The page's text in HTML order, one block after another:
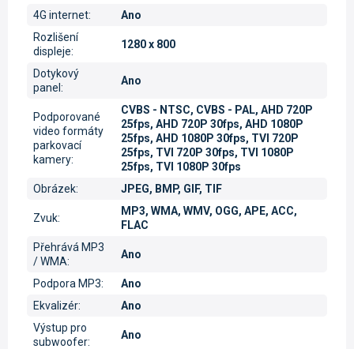
4G internet:
Ano
Rozlišení
displeje:
1280 x 800
Dotykový
panel :
Ano
Podporované
video formáty
parkovací
kamery:
CVBS - NTSC, CVBS - PAL, AHD 720P
25fps, AHD 720P 30fps, AHD 1080P
25fps, AHD 1080P 30fps, TVI 720P
25fps, TVI 720P 30fps, TVI 1080P
25fps, TVI 1080P 30fps
Obrázek: JPEG, BMP, GIF, TIF
Zvuk:
MP3, WMA, WMV, OGG, APE, ACC,
FLAC
Přehrává MP3
/ WMA:
Ano
Podpora MP3:
Ano
Ekvalizér:
Ano
Výstup pro
subwoofer:
Ano